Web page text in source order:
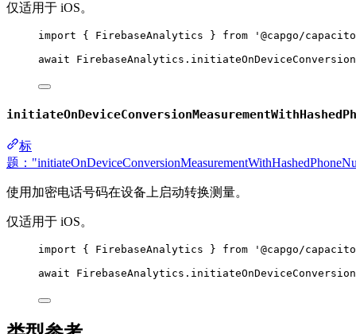
仅适用于 iOS。
import { FirebaseAnalytics } from
'@capgo/
await FirebaseAnalytics.
标
题：
使用加密电话号码在设备上启动转换测量。
仅适用于 iOS。
import { FirebaseAnalytics } from
'@capgo/
await FirebaseAnalytics.